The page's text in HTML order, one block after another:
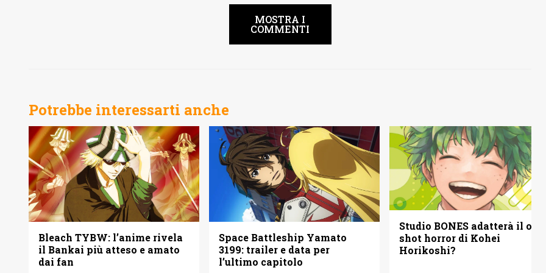
MOSTRA I
COMMENTI
Potrebbe interessarti anche
Bleach TYBW: l’anime rivela
il Bankai più atteso e amato
dai fan
Space Battleship Yamato
3199: trailer e data per
l’ultimo capitolo
Studio BONES adatterà il
shot horror di Kohei
Horikoshi?